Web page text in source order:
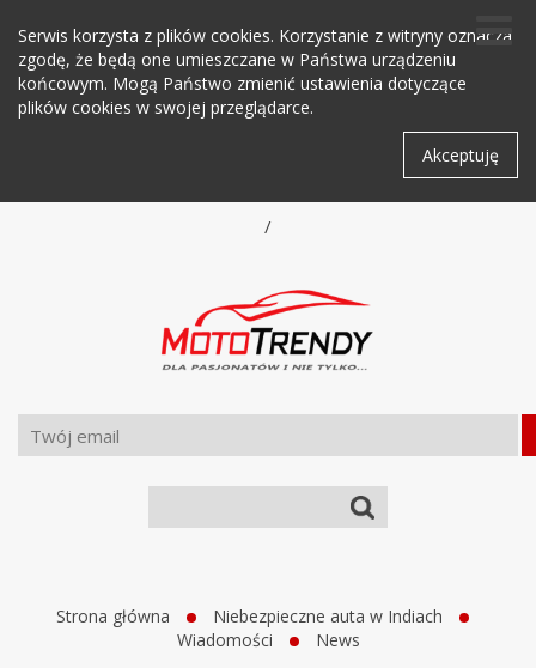
Serwis korzysta z plików cookies. Korzystanie z witryny oznacza
zgodę, że będą one umieszczane w Państwa urządzeniu
końcowym. Mogą Państwo zmienić ustawienia dotyczące
plików cookies w swojej przeglądarce.
Akceptuję
/
Strona główna
Niebezpieczne auta w Indiach
Wiadomości
News